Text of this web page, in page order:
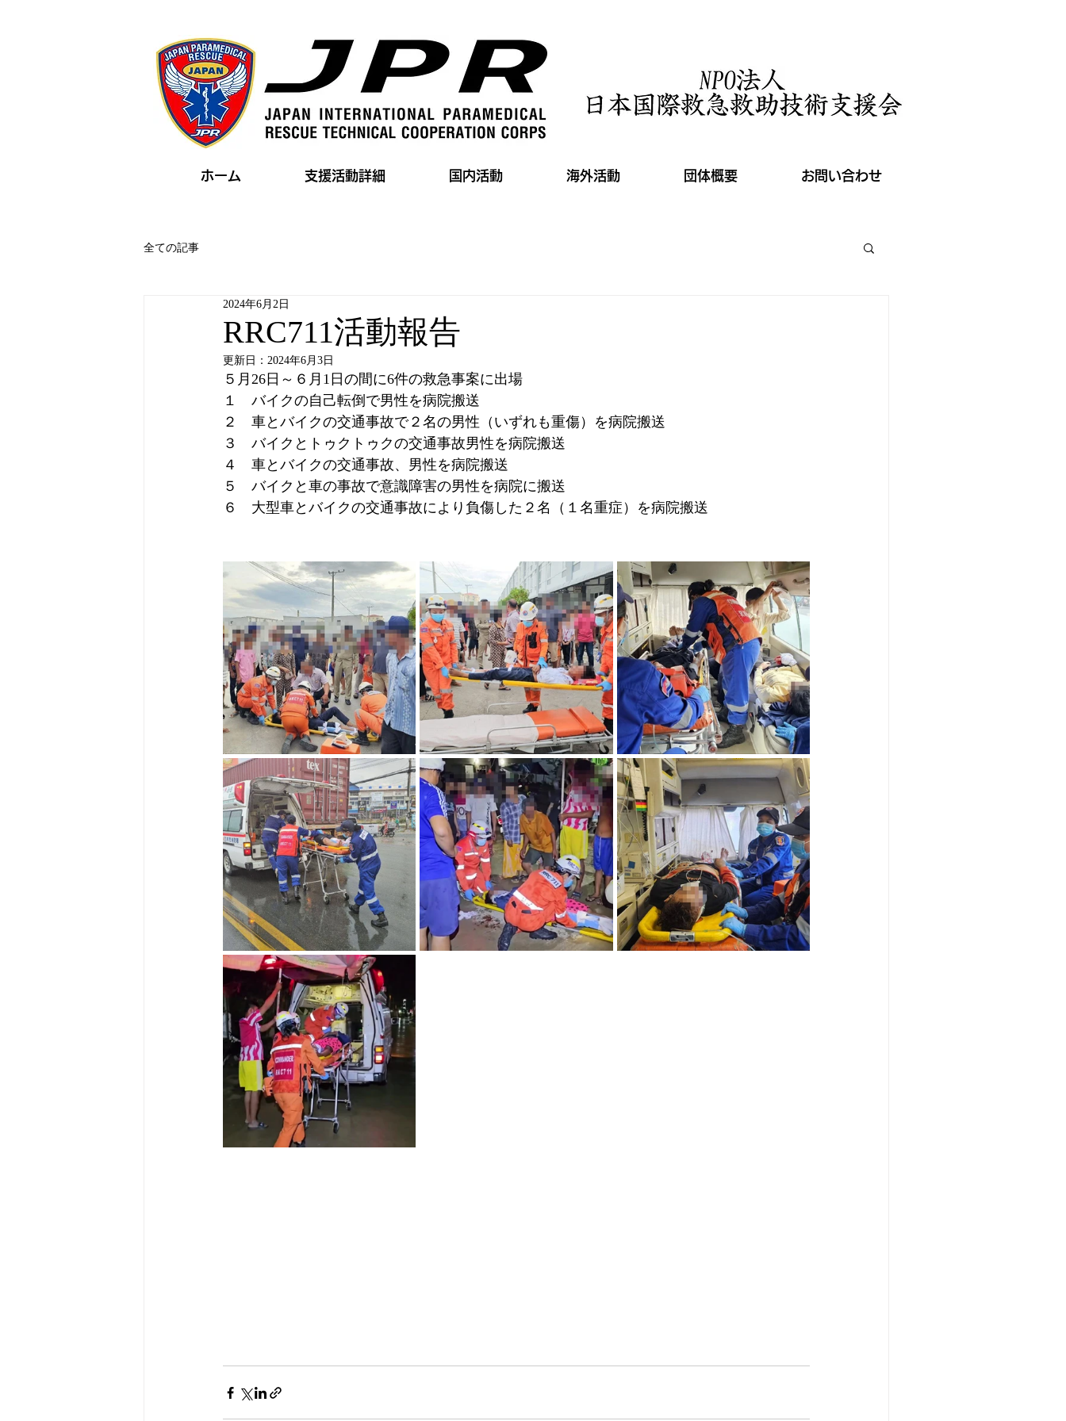
ホーム 支援活動詳細 国内活動 海外活動 団体概要 お問い合わせ
全ての記事
RRC711活動報告
2024年6月2日
更新日： 2024年6月3日
５月26日～６月1日の間に6件の救急事案に出場
１　バイクの自己転倒で男性を病院搬送
２　車とバイクの交通事故で２名の男性（いずれも重傷）を病院搬送
３　バイクとトゥクトゥクの交通事故男性を病院搬送
４　車とバイクの交通事故、男性を病院搬送
５　バイクと車の事故で意識障害の男性を病院に搬送
６　大型車とバイクの交通事故により負傷した２名（１名重症）を病院搬送